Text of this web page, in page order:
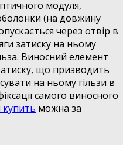
модуля,
(на довжину
через отвір в
затиску на ньому
Виносний елемент
що призводить
на ньому гільзи в
самого виносного
можна за